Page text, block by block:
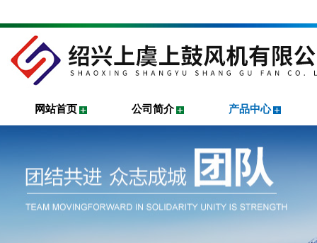
网站首页 公司简介 产品中心